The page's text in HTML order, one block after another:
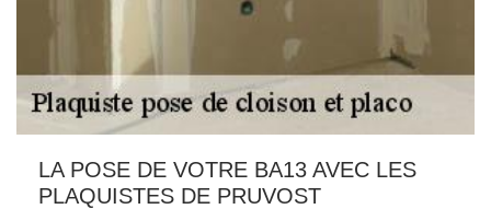
LA POSE DE VOTRE BA13 AVEC LES
PLAQUISTES DE PRUVOST